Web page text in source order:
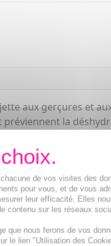
aux gerçures et
la
de vos visites des
pour vous, et de vous
leur efficacité. Elles
contenu sur les réseaux
que nous ferons de vos
le lien "Utilisation des